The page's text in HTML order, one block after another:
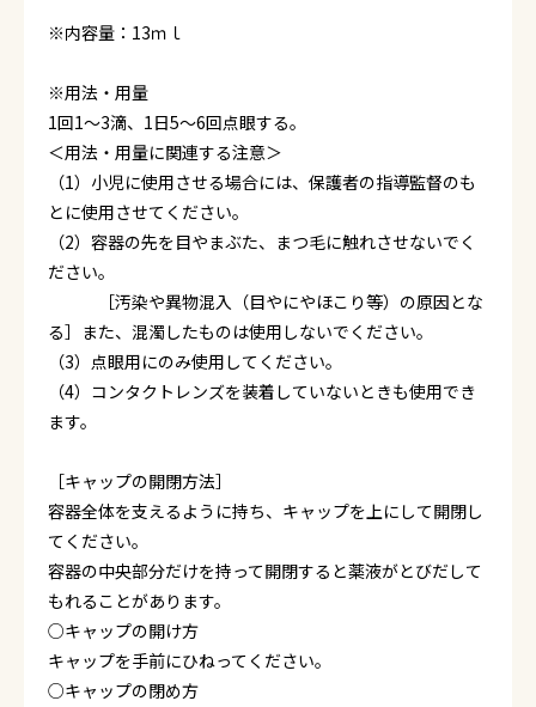
※内容量：13ｍｌ
※用法・用量
1回1～3滴、1日5～6回点眼する。
＜用法・用量に関連する注意＞
（1）小児に使用させる場合には、保護者の指導監督のも
とに使用させてください。
（2）容器の先を目やまぶた、まつ毛に触れさせないでく
ださい。
［汚染や異物混入（目やにやほこり等）の原因とな
る］また、混濁したものは使用しないでください。
（3）点眼用にのみ使用してください。
（4）コンタクトレンズを装着していないときも使用でき
ます。
［キャップの開閉方法］
容器全体を支えるように持ち、キャップを上にして開閉し
てください。
容器の中央部分だけを持って開閉すると薬液がとびだして
もれることがあります。
○キャップの開け方
キャップを手前にひねってください。
○キャップの閉め方